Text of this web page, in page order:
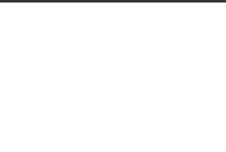
ХАЛАТЫ И ЖАКЕТЫ